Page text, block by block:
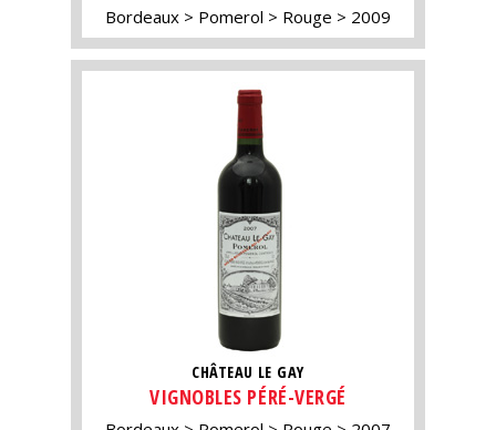
Bordeaux Pomerol Rouge 2009
CHÂTEAU LE GAY
VIGNOBLES PÉRÉ-VERGÉ